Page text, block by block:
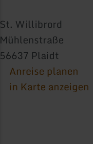
St. Willibrord
Mühlenstraße
56637 Plaidt
Anreise planen
in Karte anzeigen